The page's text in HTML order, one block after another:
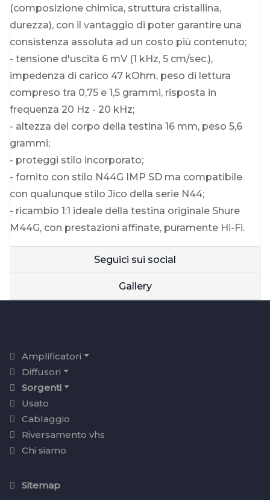
(composizione chimica, struttura cristallina,
durezza), con il vantaggio di poter garantire una
consistenza assoluta ad un costo più contenuto;
- tensione d'uscita 6 mV (1 kHz, 5 cm/sec.),
impedenza di carico 47 kOhm, peso di lettura
compreso tra 0,75 e 1,5 grammi, risposta in
frequenza 20 Hz - 20 kHz;
- altezza del corpo della testina 16 mm, peso 5,6
grammi;
- proteggi stilo incorporato;
- fornito con stilo N44G IMP SD ma compatibile
con qualunque stilo Jico della serie N44;
- ricambio 1:1 ideale della testina originale Shure
M44G, con prestazioni affinate, puramente Hi-Fi.
Seguici sui social
Gallery
Amplificatori
Diffusori
Sorgenti
Usato
Cablaggio
Riversamento vhs
Chi siamo
Sitemap